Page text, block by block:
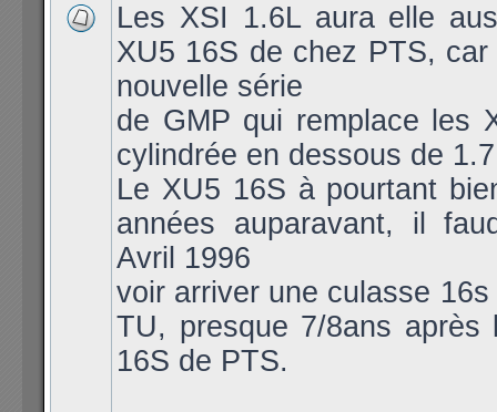
Les XSI 1.6L aura elle
XU5 16S de chez PTS,
nouvelle série
de GMP qui remplace les
cylindrée en dessous de
Le XU5 16S à pourtant
années auparavant, il
Avril 1996
voir arriver une culasse
TU, presque 7/8ans après
16S de PTS.